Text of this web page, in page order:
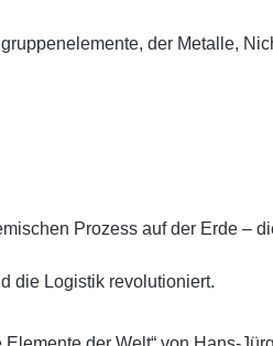
der Metalle,
Prozess auf der Erde –
die Logistik revolutioniert.